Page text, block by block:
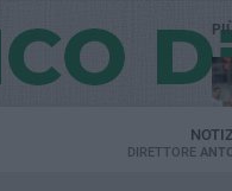
DIRETTORE